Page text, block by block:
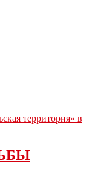
территория» в